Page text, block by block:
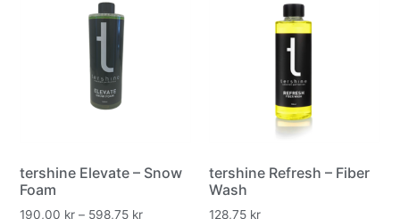
tershine Elevate – Snow
Foam
190,00 kr – 598,75 kr
tershine Refresh – Fiber
Wash
128,75 kr